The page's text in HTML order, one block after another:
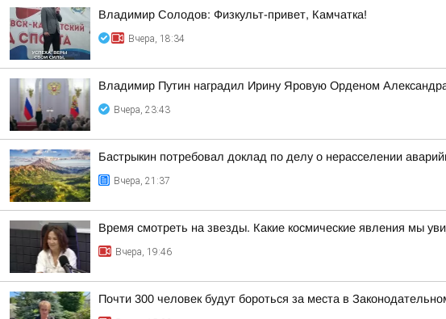
Владимир Солодов: Физкульт-привет, Камчатка!
Вчера, 18:34
Владимир Путин наградил Ирину Яровую Орденом
Вчера, 23:43
Бастрыкин потребовал доклад по делу о нерасселении
Вчера, 21:37
Время смотреть на звезды. Какие космические явления мы
Вчера, 19:46
Почти 300 человек будут бороться за места в